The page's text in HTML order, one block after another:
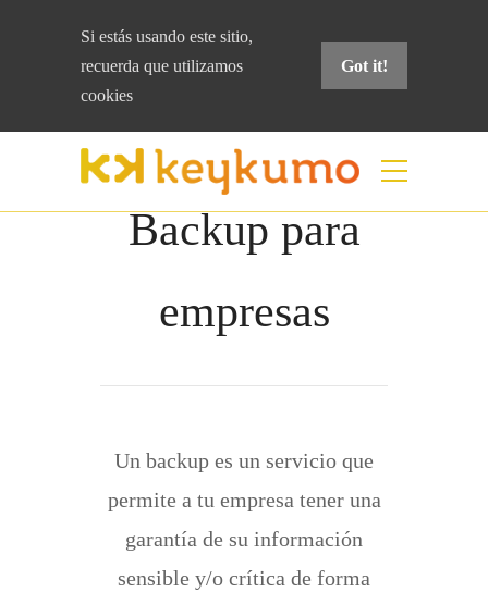
Si estás usando este sitio,
recuerda que utilizamos
cookies
Got it!
Backup para
empresas
Un backup es un servicio que
permite a tu empresa tener una
garantía de su información
sensible y/o crítica de forma